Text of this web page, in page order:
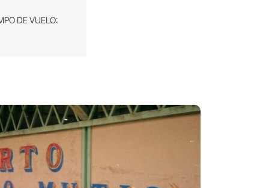
DE VUELO: